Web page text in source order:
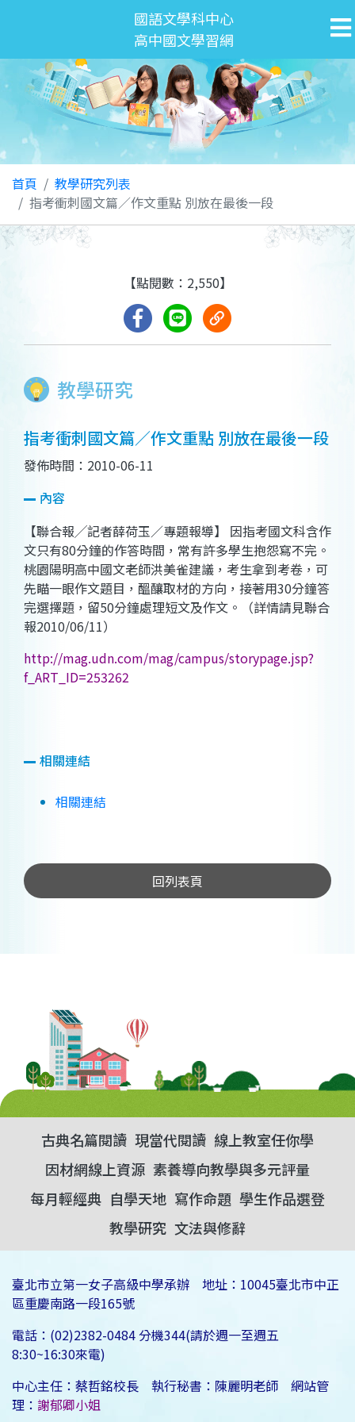
國語文學科中心
高中國文學習網
首頁
教學研究列表
指考衝刺國文篇／作文重點 別放在最後一段
教學研究
【點閱數：2,550】
指考衝刺國文篇／作文重點 別放在最後一段
發佈時間：2010-06-11
內容
【聯合報╱記者薛荷玉／專題報導】
因指考國文科含作
文只有80分鐘的作答時間，常有許多學生抱怨寫不完。
桃園陽明高中國文老師洪美雀建議，考生拿到考卷，可
先瞄一眼作文題目，醞釀取材的方向，接著用30分鐘答
完選擇題，留50分鐘處理短文及作文。
（詳情請見聯合
報2010/06/11）
http://mag.udn.com/mag/campus/storypage.jsp?
f_ART_ID=253262
相關連結
相關連結
回列表頁
古典名篇閱讀 現當代閱讀 線上教室任你學
因材網線上資源 素養導向教學與多元評量
每月輕經典 自學天地 寫作命題 學生作品選登
教學研究 文法與修辭
臺北市立第一女子高級中學承辦 地址：10045臺北市中正
區重慶南路一段165號
電話：(02)2382-0484 分機344(請於週一至週五
8:30~16:30來電)
中心主任：蔡哲銘校長 執行秘書：陳麗明老師 網站管
理： 謝郁卿小姐